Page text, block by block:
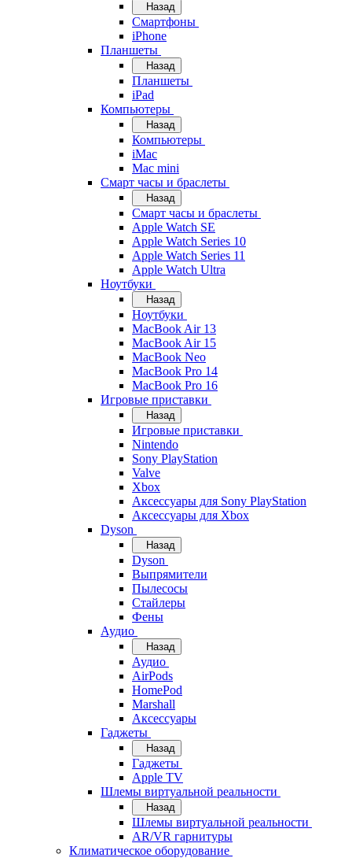
Назад
Смартфоны
iPhone
Планшеты
Назад
Планшеты
iPad
Компьютеры
Назад
Компьютеры
iMac
Mac mini
Смарт часы и браслеты
Назад
Смарт часы и браслеты
Apple Watch SE
Apple Watch Series 10
Apple Watch Series 11
Apple Watch Ultra
Ноутбуки
Назад
Ноутбуки
MacBook Air 13
MacBook Air 15
MacBook Neo
MacBook Pro 14
MacBook Pro 16
Игровые приставки
Назад
Игровые приставки
Nintendo
Sony PlayStation
Valve
Xbox
Аксессуары для Sony PlayStation
Аксессуары для Xbox
Dyson
Назад
Dyson
Выпрямители
Пылесосы
Стайлеры
Фены
Аудио
Назад
Аудио
AirPods
HomePod
Marshall
Аксессуары
Гаджеты
Назад
Гаджеты
Apple TV
Шлемы виртуальной реальности
Назад
Шлемы виртуальной реальности
AR/VR гарнитуры
Климатическое оборудование